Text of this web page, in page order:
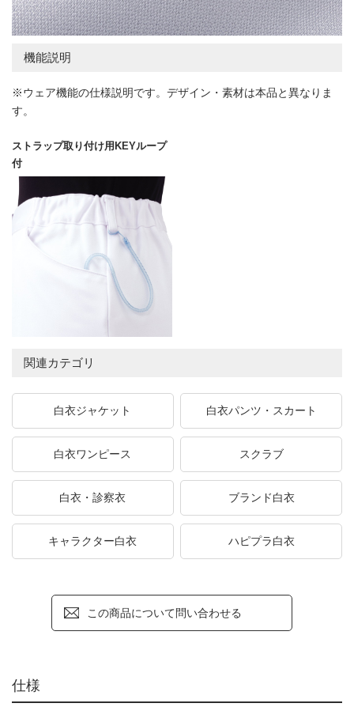
機能説明
※ウェア機能の仕様説明です。デザイン・素材は本品と異なりま
す。
ストラップ取り付け用KEYループ
付
関連カテゴリ
白衣ジャケット 白衣パンツ・スカート
白衣ワンピース スクラブ
白衣・診察衣 ブランド白衣
キャラクター白衣 ハピプラ白衣
この商品について問い合わせる
仕様